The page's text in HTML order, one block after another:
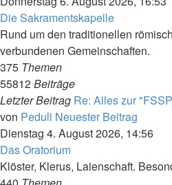
Die Sakramentskapelle
Rund um den traditionellen
verbundenen Gemeinschaften.
375 Themen
55812Beiträge
Letzter Beitrag Re: Alles zur
von Peduli Neuester Beitrag
Dienstag 4. August 2026, 14:56
Das Oratorium
Klöster, Klerus, Laienschaft.